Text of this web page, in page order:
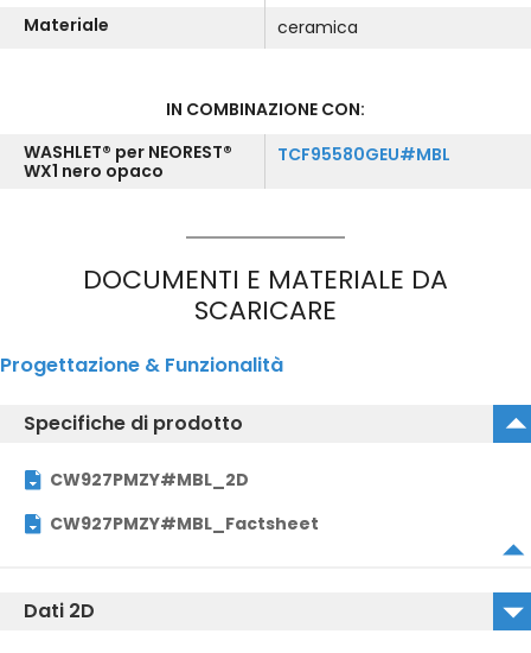
Materiale
ceramica
IN COMBINAZIONE CON:
WASHLET® per NEOREST®
WX1 nero opaco
TCF95580GEU#MBL
DOCUMENTI E MATERIALE DA
SCARICARE
Progettazione & Funzionalità
Specifiche di prodotto
CW927PMZY#MBL_2D
CW927PMZY#MBL_Factsheet
Dati 2D